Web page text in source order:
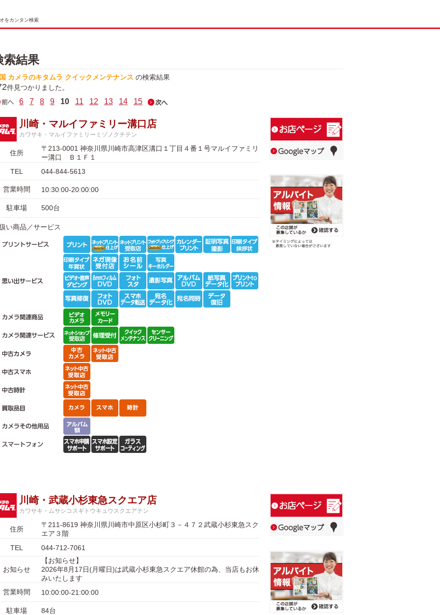
をカンタン検索
索結果
カメラのキタムラ クイックメンテナンス の検索結果
件見つかりました。
6 7 8 9 10 11 12 13 14 15
川崎・マルイファミリー溝口店
カワサキ・マルイファミリーミゾノクチテン
住所
〒213-0001 神奈川県川崎市高津区溝口１丁目４番１号マルイファミリ
ー溝口 Ｂ１Ｆ１
TEL
044-844-5613
営業時間 10:30:00-20:00:00
駐車場 500台
い商品／サービス
川崎・武蔵小杉東急スクエア店
カワサキ・ムサシコスギトウキュウスクエアテン
住所
〒211-8619 神奈川県川崎市中原区小杉町３－４７２武蔵小杉東急スク
エア３階
TEL
044-712-7061
お知らせ
【お知らせ】
2026年8月17日(月曜日)は武蔵小杉東急スクエア休館の為、当店もお休
みいたします
営業時間
10:00:00-21:00:00
駐車場 84台